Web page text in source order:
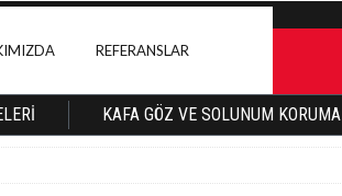
REFERANSLAR
KAFA GÖZ VE SOLUNUM KORUMA